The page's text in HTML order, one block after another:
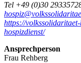
Tel +49 (0)30
https://
hospizdienst/
Ansprechperson
Frau Rehberg